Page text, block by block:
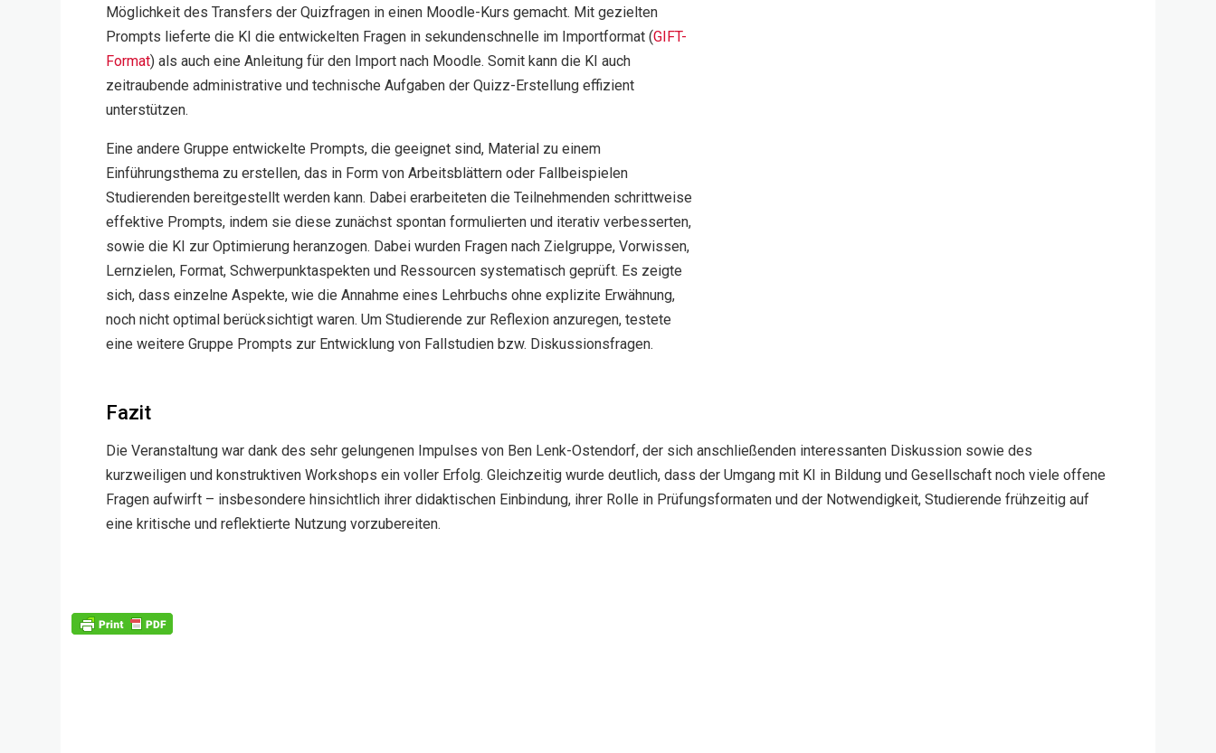
Möglichkeit des Transfers der Quizfragen in einen Moodle-Kurs gemacht. Mit gezielten
Prompts lieferte die KI die entwickelten Fragen in sekundenschnelle im Importformat (GIFT-
Format) als auch eine Anleitung für den Import nach Moodle. Somit kann die KI auch
zeitraubende administrative und technische Aufgaben der Quizz-Erstellung effizient
unterstützen.
Eine andere Gruppe entwickelte Prompts, die geeignet sind, Material zu einem
Einführungsthema zu erstellen, das in Form von Arbeitsblättern oder Fallbeispielen
Studierenden bereitgestellt werden kann. Dabei erarbeiteten die Teilnehmenden schrittweise
effektive Prompts, indem sie diese zunächst spontan formulierten und iterativ verbesserten,
sowie die KI zur Optimierung heranzogen. Dabei wurden Fragen nach Zielgruppe, Vorwissen,
Lernzielen, Format, Schwerpunktaspekten und Ressourcen systematisch geprüft. Es zeigte
sich, dass einzelne Aspekte, wie die Annahme eines Lehrbuchs ohne explizite Erwähnung,
noch nicht optimal berücksichtigt waren. Um Studierende zur Reflexion anzuregen, testete
eine weitere Gruppe Prompts zur Entwicklung von Fallstudien bzw. Diskussionsfragen.
Fazit
Die Veranstaltung war dank des sehr gelungenen Impulses von Ben Lenk-Ostendorf, der sich anschließenden interessanten Diskussion sowie des
kurzweiligen und konstruktiven Workshops ein voller Erfolg. Gleichzeitig wurde deutlich, dass der Umgang mit KI in Bildung und Gesellschaft noch viele offene
Fragen aufwirft – insbesondere hinsichtlich ihrer didaktischen Einbindung, ihrer Rolle in Prüfungsformaten und der Notwendigkeit, Studierende frühzeitig auf
eine kritische und reflektierte Nutzung vorzubereiten.